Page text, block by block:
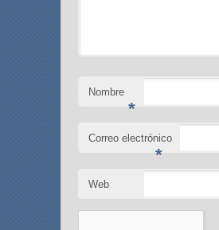
Nombre
*
Correo electrónico
*
Web